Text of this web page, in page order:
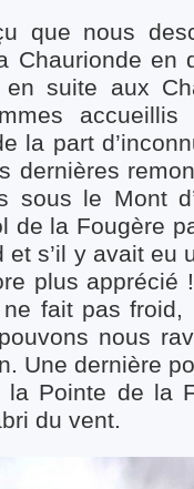
que nous
Chaurionde en
en suite aux
la part
dernières
sous le Mont
de la Fougère
et s’il y avait eu
plus apprécié
fait pas froid,
nous
Une dernière
la Pointe de la
du vent.